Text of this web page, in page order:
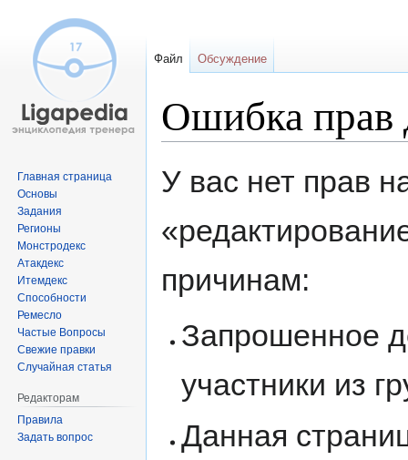
Ошибка прав
кк
У вас нет прав
причинам:
Запрошенное
участники из
Данная
Файл Обсуждение
Главная страница
Основы
Задания
Регионы
Монстродекс
Атакдекс
Итемдекс
Способности
Ремесло
Частые Вопросы
Свежие правки
Случайная статья
Редакторам
Правила
Задать вопрос